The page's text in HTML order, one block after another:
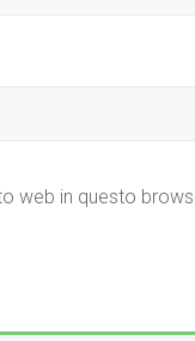
web in questo